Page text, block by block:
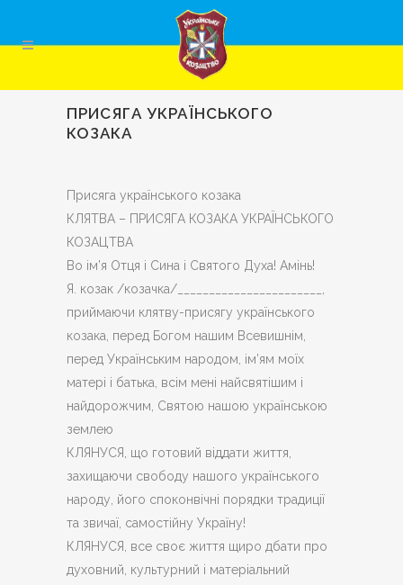
ПРИСЯГА УКРАЇНСЬКОГО
КОЗАКА
Присяга українського козака
КЛЯТВА – ПРИСЯГА КОЗАКА УКРАЇНСЬКОГО
КОЗАЦТВА
Во ім’я Отця і Сина і Святого Духа! Амінь!
Я. козак /козачка/_______________________,
приймаючи клятву-присягу українського
козака, перед Богом нашим Всевишнім,
перед Українським народом, ім’ям моїх
матері і батька, всім мені найсвятішим і
найдорожчим, Святою нашою українською
землею
КЛЯНУСЯ, що готовий віддати життя,
захищаючи свободу нашого українського
народу, його споконвічні порядки традиції
та звичаї, самостійну Україну!
КЛЯНУСЯ, все своє життя щиро дбати про
духовний, культурний і матеріальний